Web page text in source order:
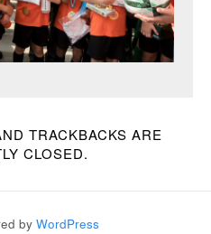
TRACKBACKS ARE
CLOSED.
by WordPress